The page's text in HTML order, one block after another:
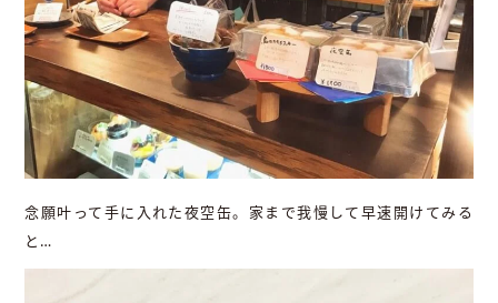
念願叶って手に入れた夜空缶。家まで我慢して早速開けてみる
と…